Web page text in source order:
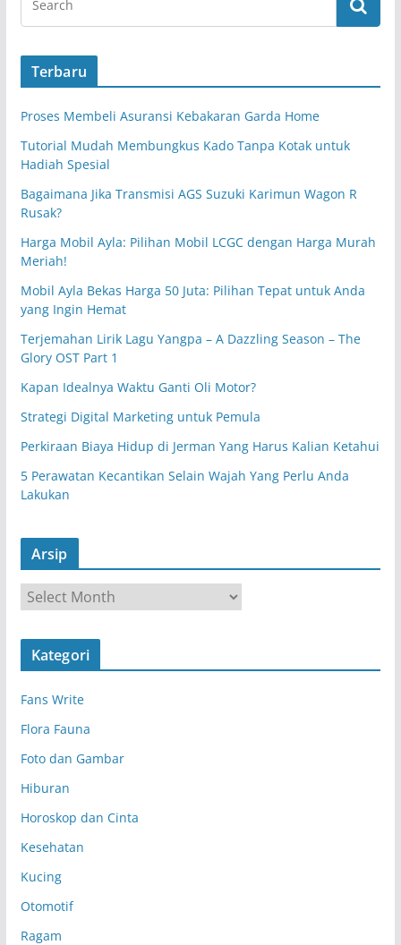
Terbaru
Proses Membeli Asuransi Kebakaran Garda Home
Tutorial Mudah Membungkus Kado Tanpa Kotak untuk
Hadiah Spesial
Bagaimana Jika Transmisi AGS Suzuki Karimun Wagon R
Rusak?
Harga Mobil Ayla: Pilihan Mobil LCGC dengan Harga Murah
Meriah!
Mobil Ayla Bekas Harga 50 Juta: Pilihan Tepat untuk Anda
yang Ingin Hemat
Terjemahan Lirik Lagu Yangpa – A Dazzling Season – The
Glory OST Part 1
Kapan Idealnya Waktu Ganti Oli Motor?
Strategi Digital Marketing untuk Pemula
Perkiraan Biaya Hidup di Jerman Yang Harus Kalian Ketahui
5 Perawatan Kecantikan Selain Wajah Yang Perlu Anda
Lakukan
Arsip
r
s
Kategori
Fans Write
Flora Fauna
Foto dan Gambar
Hiburan
Horoskop dan Cinta
Kesehatan
Kucing
Otomotif
Ragam